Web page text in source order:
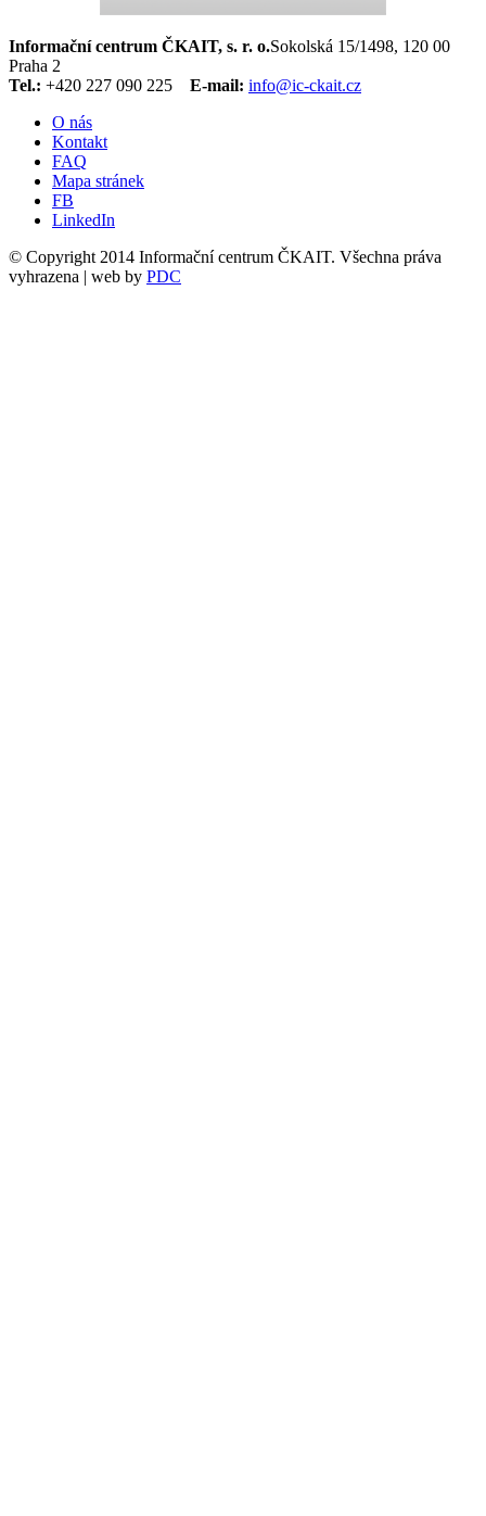
Informační centrum ČKAIT, s. r. o.Sokolská 15/1498, 120 00
Praha 2
Tel.: +420 227 090 225 E-mail: info@ic-ckait.cz
O nás
Kontakt
FAQ
Mapa stránek
FB
LinkedIn
© Copyright 2014 Informační centrum ČKAIT. Všechna práva
vyhrazena | web by PDC